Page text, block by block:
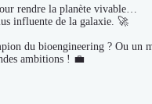
rendre la planète vivable…
influente de la galaxie. 🚀
du bioengineering ? Ou un
ambitions ! 💼